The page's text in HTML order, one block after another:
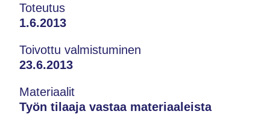
Toteutus
1.6.2013
Toivottu valmistuminen
23.6.2013
Materiaalit
Työn tilaaja vastaa materiaaleista